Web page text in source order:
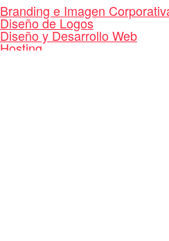
Branding e Imagen
Diseño de Logos
Diseño y Desarrollo Web
Hosting